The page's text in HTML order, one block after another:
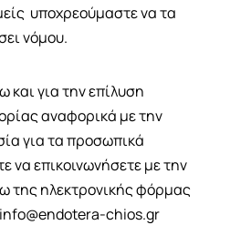
υποχρεούμαστε να τα
νόμου.
και για την επίλυση
αναφορικά με την
για τα προσωπικά
να επικοινωνήσετε με την
της ηλεκτρονικής φόρμας
info@endotera-chios.gr